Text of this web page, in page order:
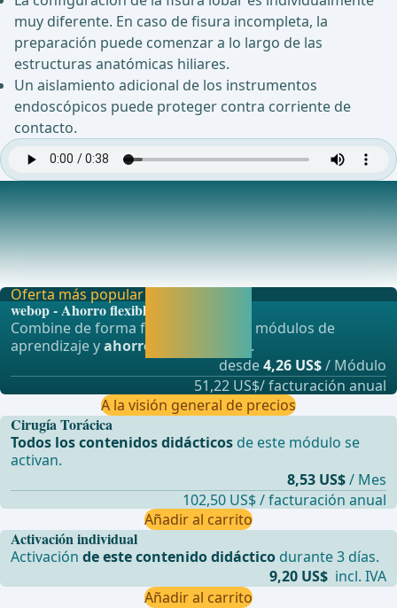
muy diferente. En caso de fisura incompleta, la
preparación puede comenzar a lo largo de las
estructuras anatómicas hiliares.
Un aislamiento adicional de los instrumentos
endoscópicos puede proteger contra corriente de
contacto.
Preparación del interlobar entre lóbulos superior, medio e
inferior
Partiendo del segmento ya representado de la arteria
pulmonar, ahora se puede abrir con cuidado la
Activación individual
Activaciónde este contenido didáctico durante 3 días.
9,20 US$ incl. IVA
Añadir al carrito
Oferta más popular
webop - Ahorro flexible
Combine de forma flexible nuestros módulos de
aprendizaje yahorre hasta un 50% .
desde4,26 US$/ Módulo
51,22 US$/ facturación anual
A la visión general de precios
Cirugía Torácica
Todos los contenidos didácticos de este módulo se
activan.
8,53 US$/ Mes
102,50 US$ / facturación anual
Añadir al carrito